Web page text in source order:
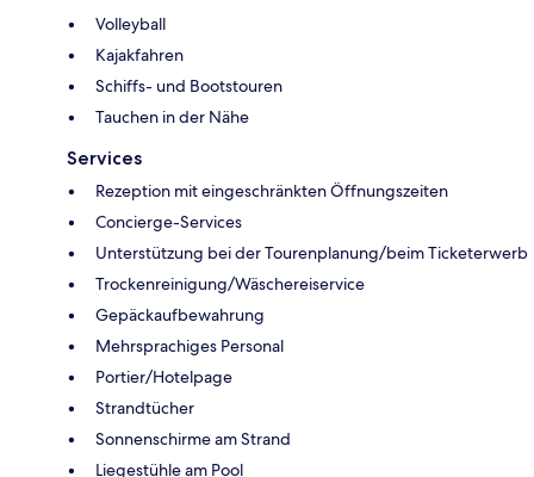
Volleyball
Kajakfahren
Schiffs- und Bootstouren
Tauchen in der Nähe
Services
Rezeption mit eingeschränkten Öffnungszeiten
Concierge-Services
Unterstützung bei der Tourenplanung/beim Ticketerwerb
Trockenreinigung/Wäschereiservice
Gepäckaufbewahrung
Mehrsprachiges Personal
Portier/Hotelpage
Strandtücher
Sonnenschirme am Strand
Liegestühle am Pool